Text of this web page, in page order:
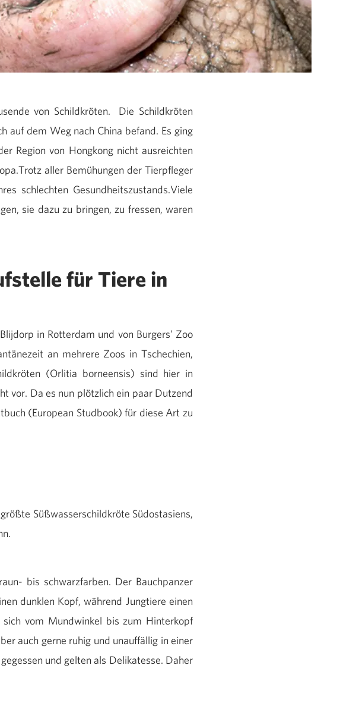
von Schildkröten. Die Schildkröten
auf dem Weg nach China befand. Es ging
Region von Hongkong nicht ausreichten
aller Bemühungen der Tierpfleger
schlechten Gesundheitszustands.Viele
sie dazu zu bringen, zu fressen, waren
für Tiere in
in Rotterdam und von Burgers’ Zoo
an mehrere Zoos in Tschechien,
(Orlitia borneensis) sind hier in
vor. Da es nun plötzlich ein paar Dutzend
(European Studbook) für diese Art zu
Süßwasserschildkröte Südostasiens,
bis schwarzfarben. Der Bauchpanzer
dunklen Kopf, während Jungtiere einen
vom Mundwinkel bis zum Hinterkopf
auch gerne ruhig und unauffällig in einer
und gelten als Delikatesse. Daher